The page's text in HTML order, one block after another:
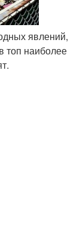
явлений,
топ наиболее